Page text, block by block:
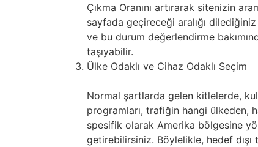
Çıkma Oranını artırarak sitenizin
sayfada geçireceği aralığı
ve bu durum değerlendirme
taşıyabilir.
Ülke Odaklı ve Cihaz Odaklı Seçim
Normal şartlarda gelen kitlelerde,
programları, trafiğin hangi ülkeden,
spesifik olarak Amerika bölgesine
getirebilirsiniz. Böylelikle, hedef